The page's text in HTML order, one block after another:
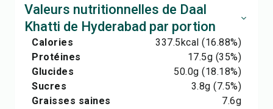
Valeurs nutritionnelles de Daal
Khatti de Hyderabad par portion
Calories 337.5kcal (16.88%)
Protéines
17.5g (35%)
Glucides
50.0g (18.18%)
Sucres
3.8g (7.5%)
Graisses saines
7.6g